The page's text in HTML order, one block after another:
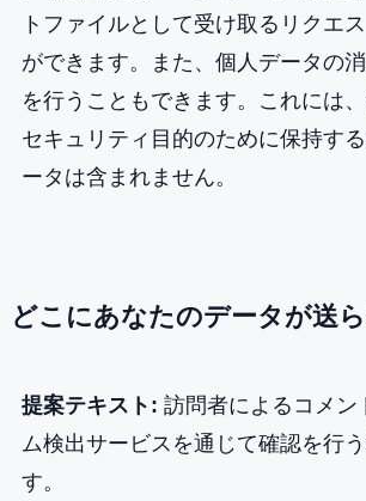
トファイルとして受け取るリクエ
ができます。また、個人データの
を行うこともできます。これには、
セキュリティ目的のために保持す
ータは含まれません。
どこにあなたのデータが送
提案テキスト: 訪問者によるコメン
ム検出サービスを通じて確認を行
す。